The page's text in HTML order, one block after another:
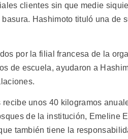
clientes sin que medie
Hashimoto tituló una de
por la filial francesa de la
de escuela, ayudaron a
unos 40 kilogramos
de la institución, Emeline
también tiene la